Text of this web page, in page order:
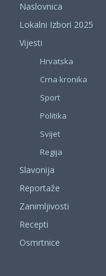
Naslovnica
Lokalni Izbori 2025
Vijesti
Hrvatska
Crna kronika
Sport
Politika
Svijet
Regija
Slavonija
Reportaže
Zanimljivosti
Recepti
Osmrtnice